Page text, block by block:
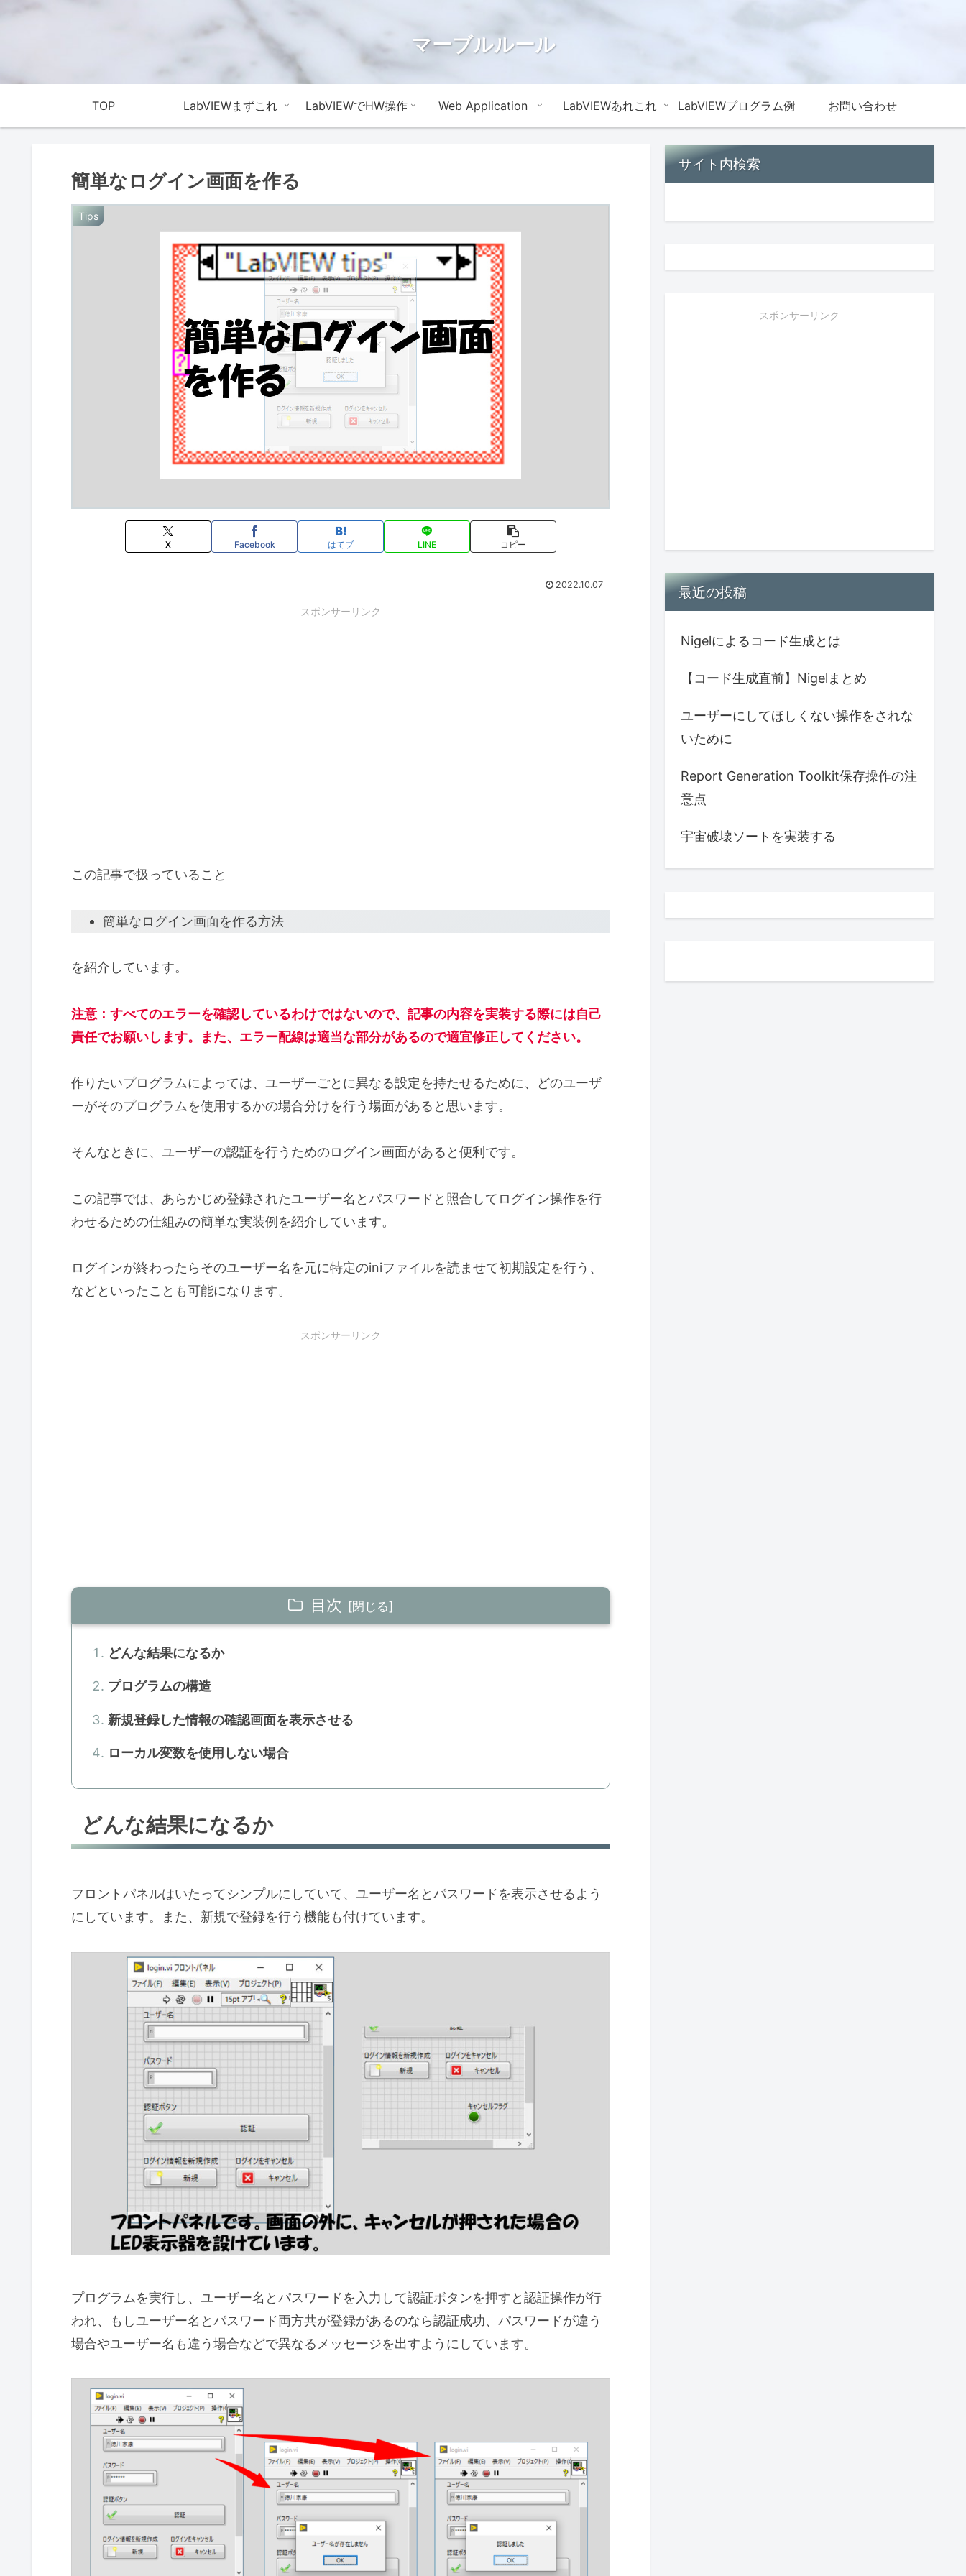
マーブルルール
TOP LabVIEWまずこれ LabVIEWでHW操作 Web Application LabVIEWあれこれ LabVIEWプログラム例 お問い合わせ
簡単なログイン画面を作る
Tips
X Facebook はてブ LINE コピー
2022.10.07
スポンサーリンク
この記事で扱っていること
簡単なログイン画面を作る方法
を紹介しています。
注意：すべてのエラーを確認しているわけではないので、記事の内容を実装する際には自己
責任でお願いします。また、エラー配線は適当な部分があるので適宜修正してください。
作りたいプログラムによっては、ユーザーごとに異なる設定を持たせるために、どのユーザ
ーがそのプログラムを使用するかの場合分けを行う場面があると思います。
そんなときに、ユーザーの認証を行うためのログイン画面があると便利です。
この記事では、あらかじめ登録されたユーザー名とパスワードと照合してログイン操作を行
わせるための仕組みの簡単な実装例を紹介しています。
ログインが終わったらそのユーザー名を元に特定のiniファイルを読ませて初期設定を行う、
などといったことも可能になります。
スポンサーリンク
目次
どんな結果になるか
プログラムの構造
新規登録した情報の確認画面を表示させる
ローカル変数を使用しない場合
どんな結果になるか
フロントパネルはいたってシンプルにしていて、ユーザー名とパスワードを表示させるよう
にしています。また、新規で登録を行う機能も付けています。
プログラムを実行し、ユーザー名とパスワードを入力して認証ボタンを押すと認証操作が行
われ、もしユーザー名とパスワード両方共が登録があるのなら認証成功、パスワードが違う
場合やユーザー名も違う場合などで異なるメッセージを出すようにしています。
サイト内検索
スポンサーリンク
最近の投稿
Nigelによるコード生成とは
【コード生成直前】Nigelまとめ
ユーザーにしてほしくない操作をされな
いために
Report Generation Toolkit保存操作の注
意点
宇宙破壊ソートを実装する